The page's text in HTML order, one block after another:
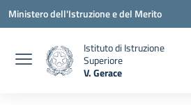
Vai ai contenuti
Vai al menu di navigazione
Vai al footer
Ministero dell'Istruzione e del Merito
Istituto di Istruzione
Superiore
V. Gerace